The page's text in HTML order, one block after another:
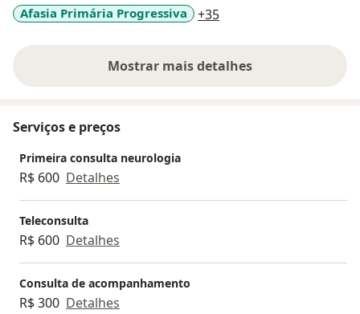
Afasia Primária Progressiva
+35a11y_sr_more_diseases
Mostrar mais detalhes
sobre a experiência
Serviços e preços
Primeira consulta neurologia
R$ 600 Detalhes
Teleconsulta
R$ 600 Detalhes
Consulta de acompanhamento
R$ 300 Detalhes